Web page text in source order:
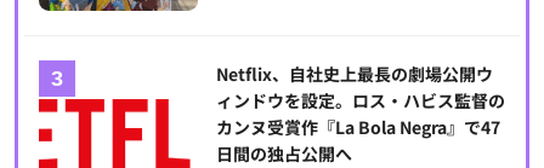
Netflix、自社史上最長の劇場公開ウ
ィンドウを設定。ロス・ハビス監督の
カンヌ受賞作『La Bola Negra』で47
日間の独占公開へ